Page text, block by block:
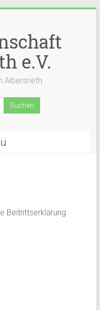
e.V.
Albersrieth
Beitrittserklärung